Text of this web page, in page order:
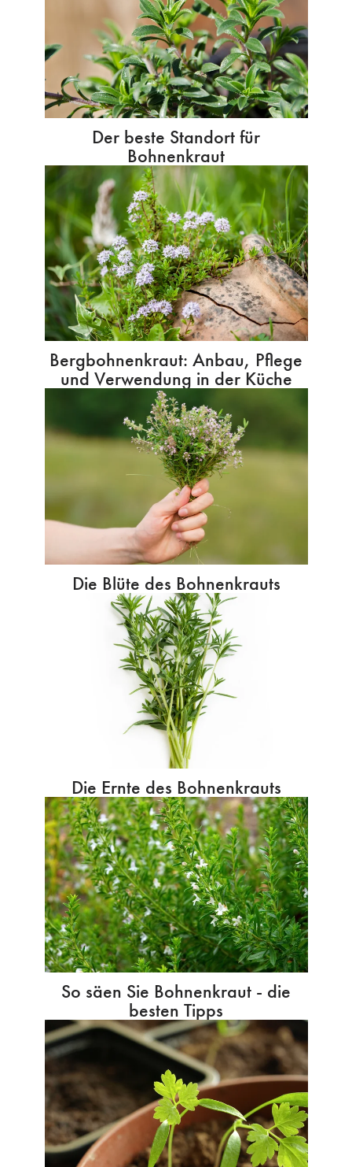
Der beste Standort für
Bohnenkraut
Bergbohnenkraut: Anbau, Pflege
und Verwendung in der Küche
Die Blüte des Bohnenkrauts
Die Ernte des Bohnenkrauts
So säen Sie Bohnenkraut - die
besten Tipps